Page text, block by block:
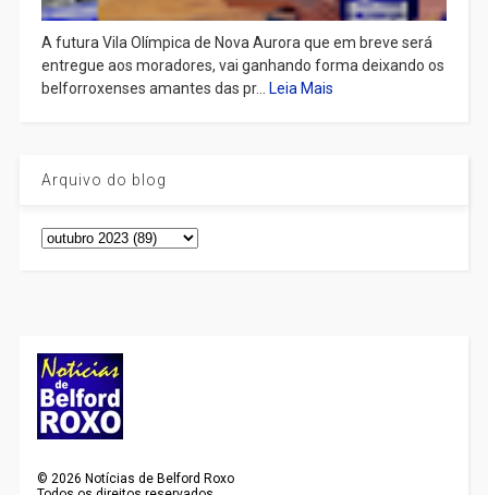
A futura Vila Olímpica de Nova Aurora que em breve será
entregue aos moradores, vai ganhando forma deixando os
belforroxenses amantes das pr... Leia Mais
Arquivo do blog
©2026 Notícias de Belford Roxo